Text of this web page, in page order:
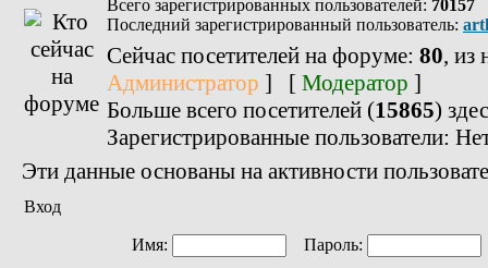
Всего зарегистрированных пользователей: 70157
Последний зарегистрированный пользователь:
Сейчас посетителей на форуме: 80, из
Администратор ] [ Модератор ]
Больше всего посетителей (15865)
Зарегистрированные пользователи:
Эти данные основаны на активности
Вход
Имя: Пароль: